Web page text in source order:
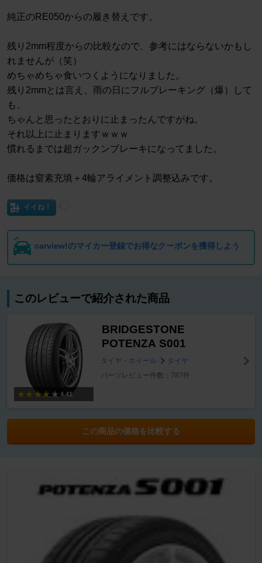
純正のRE050からの履き替えです。
残り2mm程度からの比較なので、参考にはならないかもし
れませんが（笑）
めちゃめちゃ食いつくようになりました。
残り2mmとは言え、雨の日にフルブレーキング（爆）して
も、
ちゃんと思ったとおりに止まったんですがね。
それ以上に止まりますｗｗｗ
慣れるまでは超ガックンブレーキになってました。
価格は窒素充填＋4輪アライメント調整込みです。
イイね！
carview!のマイカー登録でお得なクーポンを獲得しよう
このレビューで紹介された商品
4.41
BRIDGESTONE
POTENZA S001
タイヤ・ホイール
タイヤ
パーツレビュー件数：787件
この商品の価格を比較する